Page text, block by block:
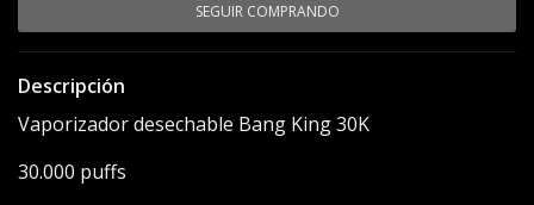
SEGUIR COMPRANDO
Descripción
Vaporizador desechable Bang King 30K
30.000 puffs